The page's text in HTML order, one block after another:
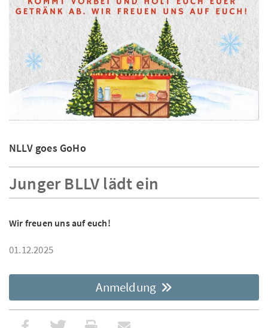
NLLV goes GoHo
Junger BLLV lädt ein
Wir freuen uns auf euch!
01.12.2025
Anmeldung